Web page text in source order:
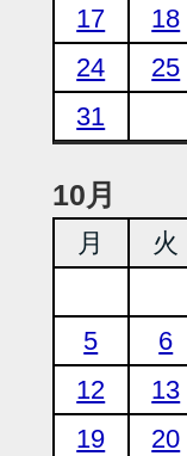
17
18
24
25
31
10月
月 火
5
6
12
13
19
20